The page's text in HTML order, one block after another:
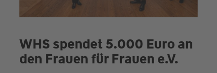
WHS spendet 5.000 Euro an
den Frauen für Frauen e.V.